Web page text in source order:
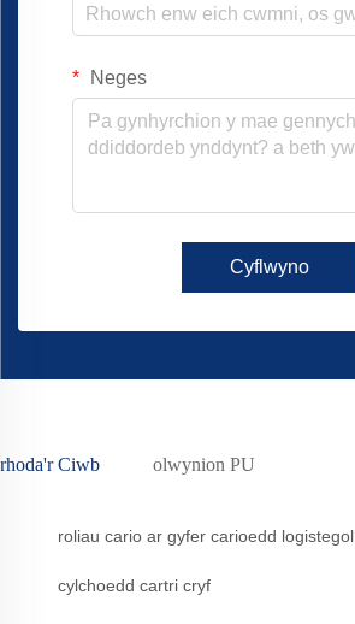
Neges
Cyflwyno
rhoda'r Ciwb olwynion PU
roliau cario ar gyfer carioedd logistegol
cylchoedd cartri cryf